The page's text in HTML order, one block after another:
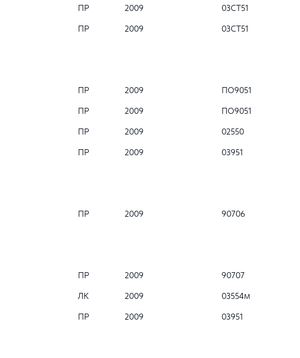
ПР 2009 03СТ51
ПР 2009 03СТ51
ПР 2009 ПО9051
ПР 2009 ПО9051
ПР 2009 02550
ПР 2009 03951
ПР 2009 90706
ПР 2009 90707
ЛК 2009 03554м
ПР 2009 03951